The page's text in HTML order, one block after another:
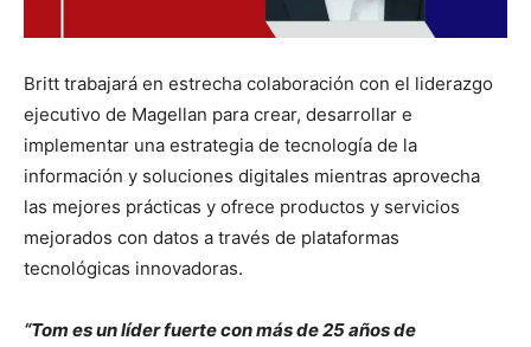
Britt trabajará en estrecha colaboración con el liderazgo
ejecutivo de Magellan para crear, desarrollar e
implementar una estrategia de tecnología de la
información y soluciones digitales mientras aprovecha
las mejores prácticas y ofrece productos y servicios
mejorados con datos a través de plataformas
tecnológicas innovadoras.
“Tom es un líder fuerte con más de 25 años de